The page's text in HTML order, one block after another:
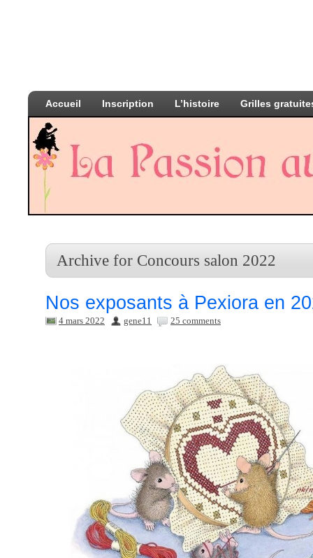
Accueil Inscription L’histoire Grilles
Archive for Concours salon 2022
Nos exposants à Pexiora en
4 mars 2022 gene11 25 comments